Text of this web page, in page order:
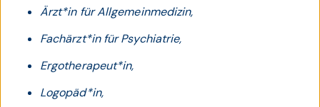
Ärzt*in für Allgemeinmedizin,
Fachärzt*in für Psychiatrie,
Ergotherapeut*in,
Logopäd*in,